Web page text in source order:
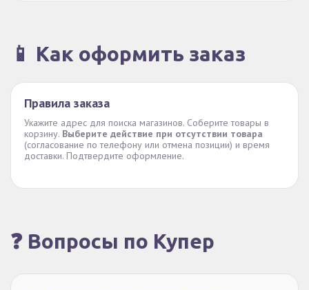
📱 Как оформить заказ
Правила заказа
Укажите адрес для поиска магазинов. Соберите товары в
корзину. Выберите действие при отсутствии товара
(согласование по телефону или отмена позиции) и время
доставки. Подтвердите оформление.
❓ Вопросы по Купер